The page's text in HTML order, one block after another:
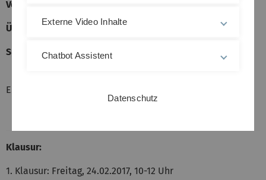
Vorlesung
Übung Donnerstag, 16-18 Uhr in H3
SprechstundeProf. Pauly: Mi, 13-14 Uhr in HeHo 20, E.43
E.41
Klausur:
1. Klausur: Freitag, 24.02.2017, 10-12 Uhr
Externe Video Inhalte
Chatbot Assistent
Datenschutz